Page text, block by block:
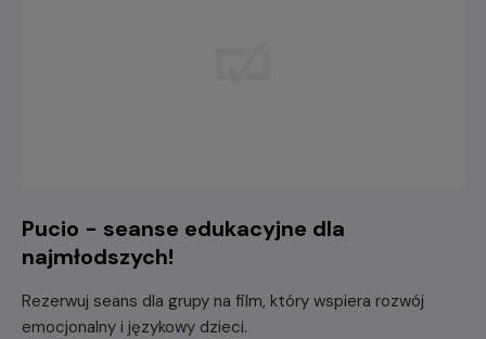
Pucio - seanse edukacyjne dla
najmłodszych!
Rezerwuj seans dla grupy na film, który wspiera rozwój
emocjonalny i językowy dzieci.